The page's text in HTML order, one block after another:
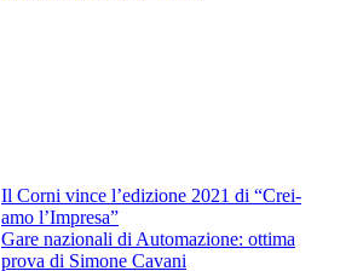
Il Corni vince l’edizione 2021 di “Crei-
amo l’Impresa”
Gare nazionali di Automazione: ottima
prova di Simone Cavani